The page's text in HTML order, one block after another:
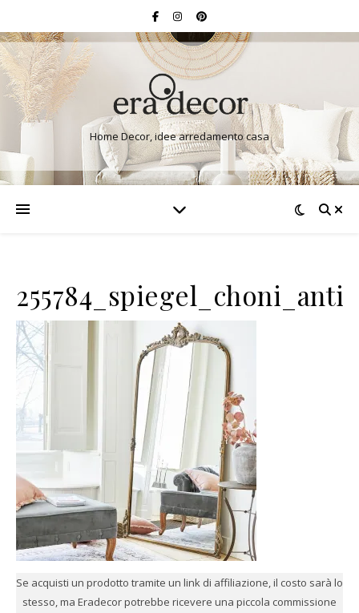
Home Decor, idee arredamento casa
Se acquisti un prodotto tramite un link di affiliazione, il costo sarà lo
stesso, ma Eradecor potrebbe ricevere una piccola commissione